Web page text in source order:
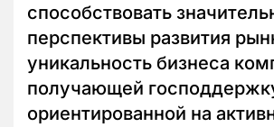
способствовать
перспективы развития
уникальность бизнеса
получающей
ориентированной на